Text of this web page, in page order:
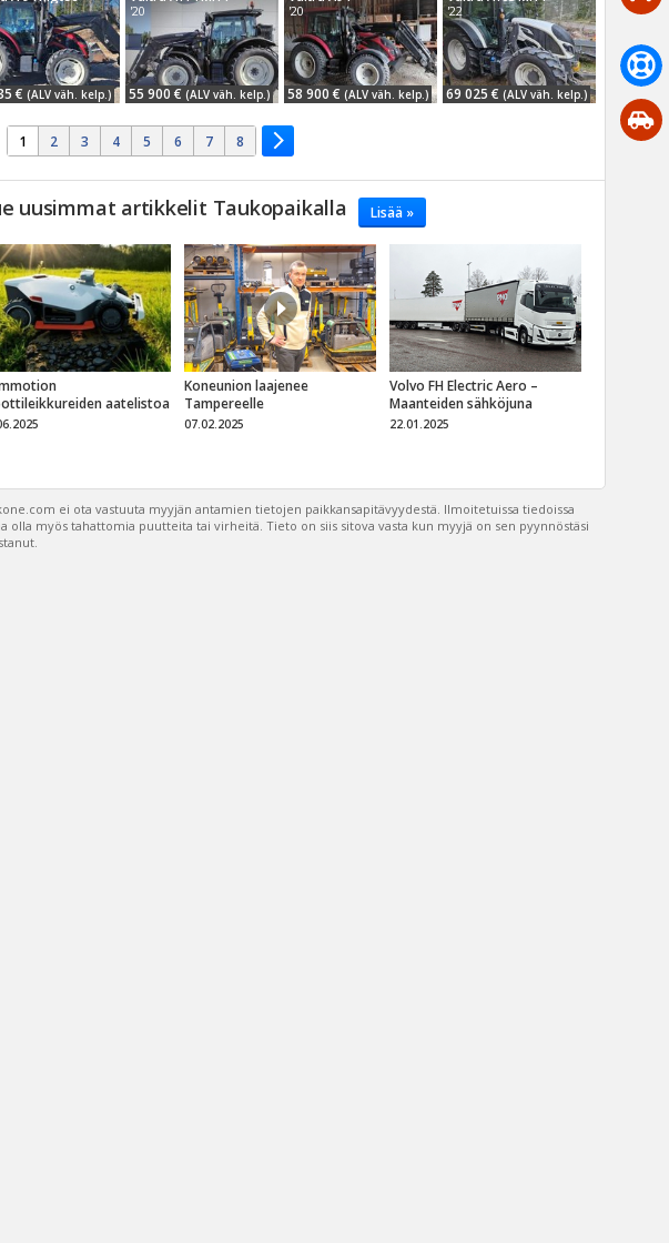
€ (ALV väh. kelp.)
'20
55 900 € (ALV väh. kelp.)
'20
58 900 € (ALV väh. kelp.)
'22
69 025 € (ALV väh. kelp.)
1 2 3 4 5 6 7 8
uusimmat artikkelit Taukopaikalla Lisää »
aatelistoa
Koneunion laajenee
Tampereelle
07.02.2025
Volvo FH Electric Aero –
Maanteiden sähköjuna
22.01.2025
ei ota vastuuta myyjän antamien tietojen paikkansapitävyydestä. Ilmoitetuissa tiedoissa
olla myös tahattomia puutteita tai virheitä. Tieto on siis sitova vasta kun myyjä on sen pyynnöstäsi